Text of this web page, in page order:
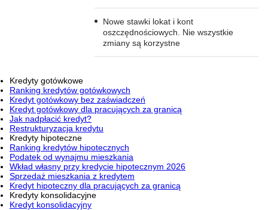
Nowe stawki lokat i kont
oszczędnościowych. Nie wszystkie
zmiany są korzystne
Kredyty gotówkowe
Ranking kredytów gotówkowych
Kredyt gotówkowy bez zaświadczeń
Kredyt gotówkowy dla pracujących za granicą
Jak nadpłacić kredyt?
Restrukturyzacja kredytu
Kredyty hipoteczne
Ranking kredytów hipotecznych
Podatek od wynajmu mieszkania
Wkład własny przy kredycie hipotecznym 2026
Sprzedaż mieszkania z kredytem
Kredyt hipoteczny dla pracujących za granicą
Kredyty konsolidacyjne
Kredyt konsolidacyjny